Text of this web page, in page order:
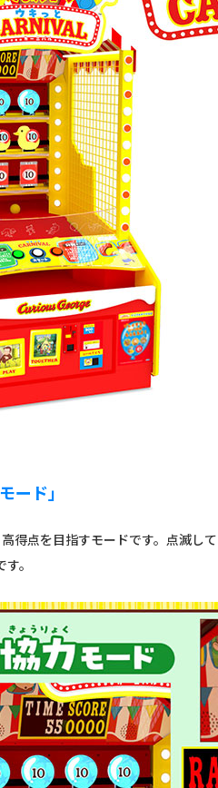
ード」
得点を目指すモードです。点滅し
。